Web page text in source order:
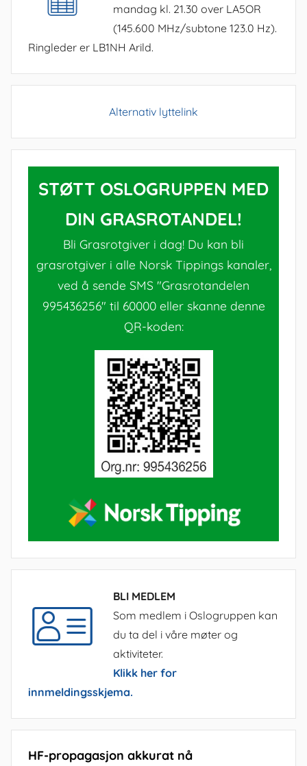
mandag kl. 21.30 over LA5OR
(145.600 MHz/subtone 123.0 Hz).
Ringleder er LB1NH Arild.
Alternativ lyttelink
STØTT OSLOGRUPPEN MED
DIN GRASROTANDEL!
Bli Grasrotgiver i dag! Du kan bli
grasrotgiver i alle Norsk Tippings kanaler,
ved å sende SMS "Grasrotandelen
995436256" til 60000 eller skanne denne
QR-koden:
BLI MEDLEM
Som medlem i Oslogruppen kan
du ta del i våre møter og
aktiviteter.
Klikk her for
innmeldingsskjema.
HF-propagasjon akkurat nå